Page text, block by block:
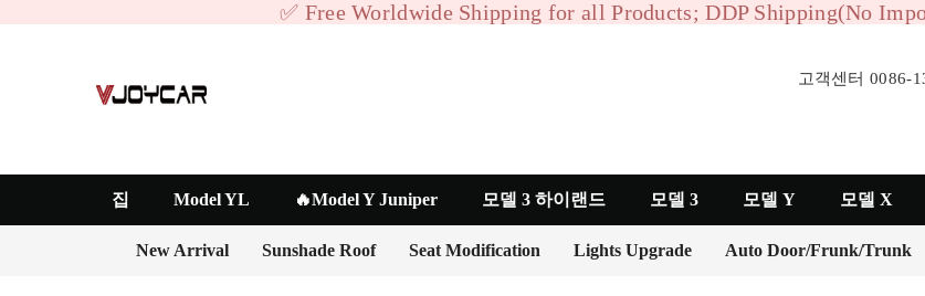
✅ Free Worldwide Shipping for all Products; DDP Shipping(No
고객센터 0086-
집 Model YL 🔥Model Y Juniper 모델 3 하이랜드 모델 3 모델 Y 모델 X
New Arrival Sunshade Roof Seat Modification Lights Upgrade Auto Door/Frunk/Trunk